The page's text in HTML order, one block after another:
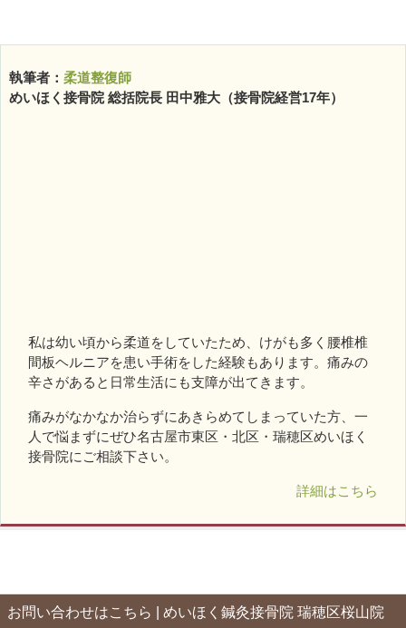
執筆者： 柔道整復師
めいほく接骨院 総括院長 田中雅大（接骨院経営17年）
私は幼い頃から柔道をしていたため、けがも多く腰椎椎
間板ヘルニアを患い手術をした経験もあります。痛みの
辛さがあると日常生活にも支障が出てきます。
痛みがなかなか治らずにあきらめてしまっていた方、一
人で悩まずにぜひ名古屋市東区・北区・瑞穂区めいほく
接骨院にご相談下さい。
詳細はこちら
お問い合わせはこちら | めいほく鍼灸接骨院 瑞穂区桜山院